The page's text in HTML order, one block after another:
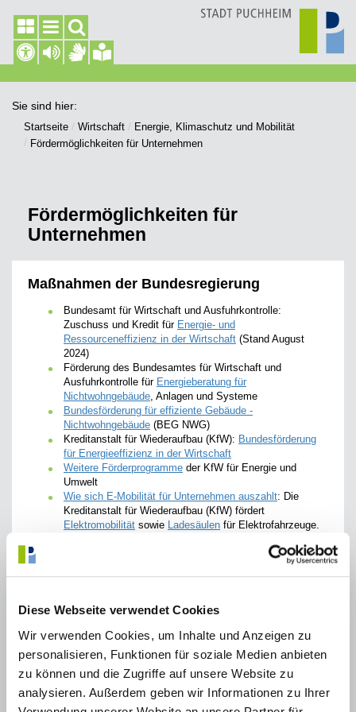
Diese Webseite verwendet Cookies
Wir verwenden Cookies, um Inhalte und Anzeigen zu
personalisieren, Funktionen für soziale Medien anbieten
zu können und die Zugriffe auf unsere Website zu
analysieren. Außerdem geben wir Informationen zu Ihrer
Sie sind hier:
Startseite Wirtschaft
Energie, Klimaschutz und Mobilität
Fördermöglichkeiten für Unternehmen
Fördermöglichkeiten für
Unternehmen
Maßnahmen der Bundesregierung
Bundesamt für Wirtschaft und Ausfuhrkontrolle:
Zuschuss und Kredit für Energie- und
Ressourceneffizienz in der Wirtschaft (Stand August
2024)
Förderung des Bundesamtes für Wirtschaft und
Ausfuhrkontrolle für Energieberatung für
Nichtwohngebäude , Anlagen und Systeme
Bundesförderung für effiziente Gebäude -
Nichtwohngebäude (BEG NWG)
Kreditanstalt für Wiederaufbau (KfW): Bundesförderung
für Energieeffizienz in der Wirtschaft
Weitere Förderprogramme der KfW für Energie und
Umwelt
Wie sich E-Mobilität für Unternehmen auszahlt: Die
Kreditanstalt für Wiederaufbau (KfW) fördert
Elektromobilität sowie Ladesäulen für Elektrofahrzeuge.
Das Bundesministerium für Wirtschaft und Klimaschutz
Maßnahmen der bayerischen
Staatsregierung
Mit der Idee, Betriebe, Unternehmer und staatliche Einrichtungen
zu motivieren, betrieblichen Umweltschutz über das Maß der